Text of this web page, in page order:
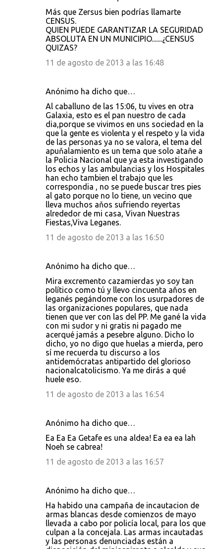
Más que Zersus bien podrías llamarte
CENSUS.
QUIEN PUEDE GARANTIZAR LA SEGURIDAD
ABSOLUTA EN UN MUNICIPIO.......¿CENSUS
QUIZAS?
11 de agosto de 2013 a las 16:48
Anónimo ha dicho que…
Al caballuno de las 15:06, tu vives en otra
Galaxia, esto es el pan nuestro de cada
dia,porque se vivimos en uns sociedad en la
que la gente es violenta y el respeto y la vida
de las personas ya no se valora, el tema del
apuňalamiento es un tema que solo ataňe a
la Policia Nacional que ya esta investigando
los echos y las ambulancias y los Hospitales
han echo tambien el trabajo que les
correspondia , no se puede buscar tres pies
al gato porque no lo tiene, un vecino que
lleva muchos aňos sufriendo reyertas
alrededor de mi casa, Vivan Nuestras
Fiestas,Viva Leganes.
11 de agosto de 2013 a las 16:50
Anónimo ha dicho que…
Mira excremento cazamierdas yo soy tan
político como tú y llevo cincuenta años en
leganés pegándome con los usurpadores de
las organizaciones populares, que nada
tienen que ver con las del PP. Me gané la vida
con mi sudor y ni gratis ni pagado me
acerqué jamás a pesebre alguno. Dicho lo
dicho, yo no digo que huelas a mierda, pero
sí me recuerda tu discurso a los
antidemócratas antipartido del glorioso
nacionalcatolicismo. Ya me dirás a qué
huele eso.
11 de agosto de 2013 a las 16:54
Anónimo ha dicho que…
Ea Ea Ea Getafe es una aldea! Ea ea ea lah
Noeh se cabrea!
11 de agosto de 2013 a las 16:57
Anónimo ha dicho que…
Ha habido una campaña de incautacion de
armas blancas desde comienzos de mayo
llevada a cabo por policía local, para los que
culpan a la concejala. Las armas incautadas
y las personas denunciadas están a